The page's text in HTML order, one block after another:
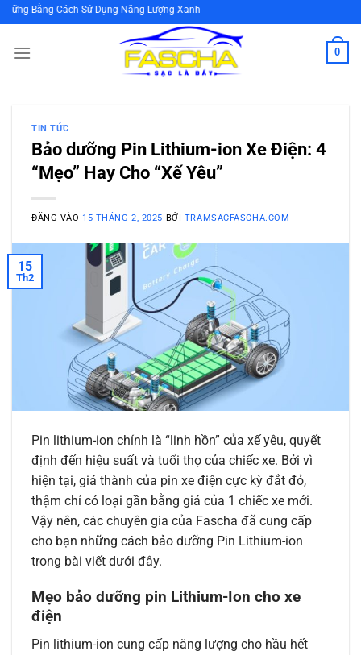
Bỏ
qua
nội
Cách Sử Dụng Năng Lượng Xanh
0
TIN TỨC
Bảo dưỡng Pin Lithium-ion Xe Điện: 4
“Mẹo” Hay Cho “Xế Yêu”
ĐĂNG VÀO 15 THÁNG 2, 2025 BỞI TRAMSACFASCHA.COM
15
Th2
Pin lithium-ion chính là “linh hồn” của xế yêu, quyết
định đến hiệu suất và tuổi thọ của chiếc xe. Bởi vì
hiện tại, giá thành của pin xe điện cực kỳ đắt đỏ,
thậm chí có loại gần bằng giá của 1 chiếc xe mới.
Vậy nên, các chuyên gia của Fascha đã cung cấp
cho bạn những cách bảo dưỡng Pin Lithium-ion
trong bài viết dưới đây.
Mẹo bảo dưỡng pin Lithium-Ion cho xe
điện
Pin lithium-ion cung cấp năng lượng cho hầu hết